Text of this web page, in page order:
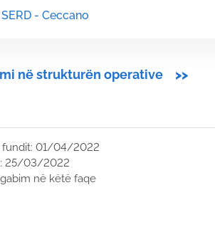
- Ceccano
në strukturën operative >>
fundit: 01/04/2022
25/03/2022
në këtë faqe